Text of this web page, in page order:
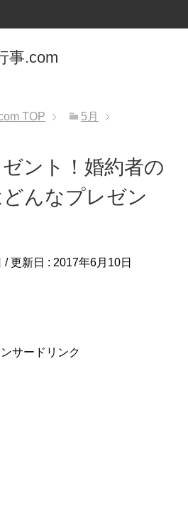
事.com
TOP 5月
ント！婚約者の
んなプレゼン
/ 更新日 : 2017年6月10日
サードリンク